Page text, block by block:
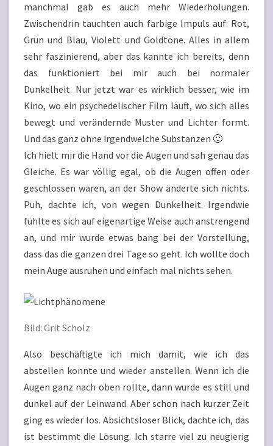
manchmal gab es auch mehr Wiederholungen.
Zwischendrin tauchten auch farbige Impuls auf: Rot,
Grün und Blau, Violett und Goldtöne. Alles in allem
sehr faszinierend, aber das kannte ich bereits, denn
das funktioniert bei mir auch bei normaler
Dunkelheit. Nur jetzt war es wirklich besser, wie im
Kino, wo ein psychedelischer Film läuft, wo sich alles
bewegt und verändernde Muster und Lichter formt.
Und das ganz ohne irgendwelche Substanzen 🙂
Ich hielt mir die Hand vor die Augen und sah genau das
Gleiche. Es war völlig egal, ob die Augen offen oder
geschlossen waren, an der Show änderte sich nichts.
Puh, dachte ich, von wegen Dunkelheit. Irgendwie
fühlte es sich auf eigenartige Weise auch anstrengend
an, und mir wurde etwas bang bei der Vorstellung,
dass das die ganzen drei Tage so geht. Ich wollte doch
mein Auge ausruhen und einfach mal nichts sehen.
Bild: Grit Scholz
Also beschäftigte ich mich damit, wie ich das
abstellen konnte und wieder anstellen. Wenn ich die
Augen ganz nach oben rollte, dann wurde es still und
dunkel auf der Leinwand. Aber schon nach kurzer Zeit
ging es wieder los. Absichtsloser Blick, dachte ich, das
ist bestimmt die Lösung. Ich starre viel zu neugierig